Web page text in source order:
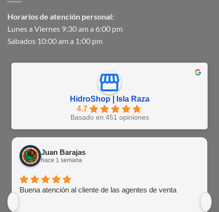
Horarios de atención personal:
Lunes a Viernes 9:30 am a 6:00 pm
Sábados 10:00 am a 1:00 pm
HidroShop | Isla Raza
4.7
Basado en 451 opiniones
Juan Barajas
hace 1 semana
Buena atención al cliente de las agentes de venta